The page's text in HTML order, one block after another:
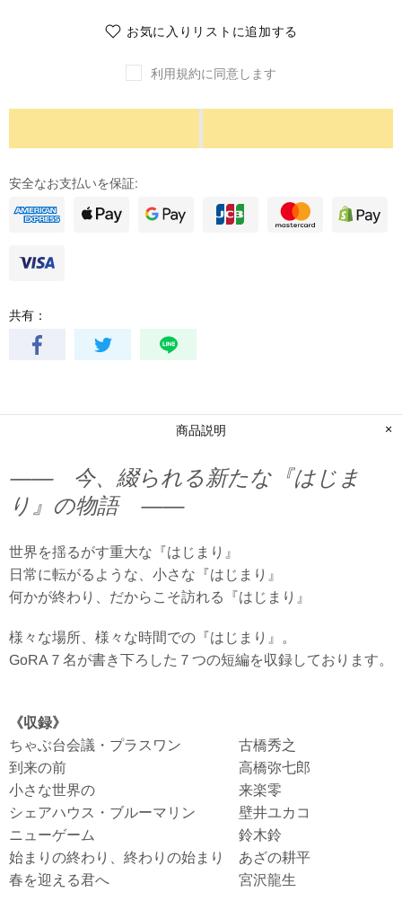
お気に入りリストに追加する
利用規約に同意します
安全なお支払いを保証:
共有：
商品説明
―― 今、綴られる新たな『はじま
り』の物語 ――
世界を揺るがす重大な『はじまり』
日常に転がるような、小さな『はじまり』
何かが終わり、だからこそ訪れる『はじまり』
様々な場所、様々な時間での『はじまり』。
GoRA７名が書き下ろした７つの短編を収録しております。
《収録》
ちゃぶ台会議・プラスワン 古橋秀之
到来の前 高橋弥七郎
小さな世界の 来楽零
シェアハウス・ブルーマリン 壁井ユカコ
ニューゲーム 鈴木鈴
始まりの終わり、終わりの始まり あざの耕平
春を迎える君へ 宮沢龍生